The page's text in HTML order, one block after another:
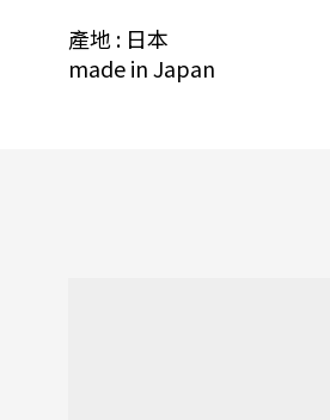
產地 : 日本
made in Japan